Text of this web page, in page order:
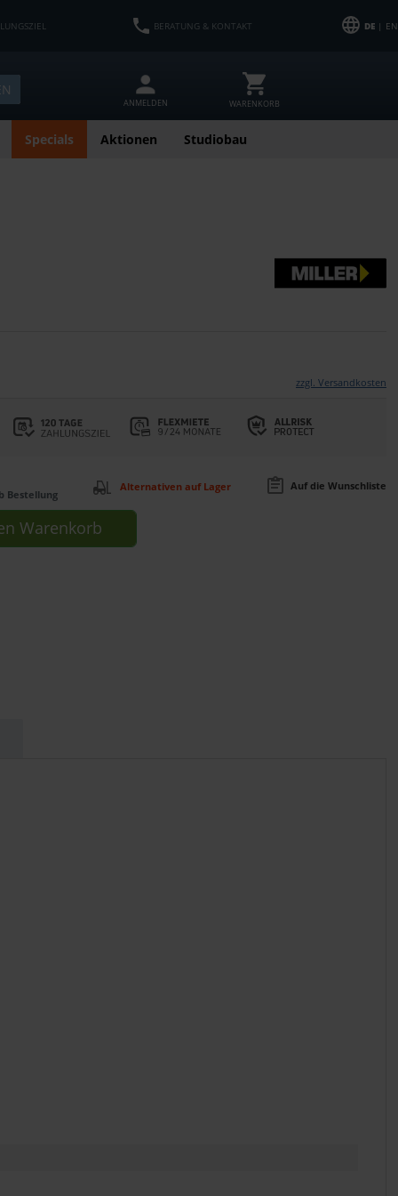
BERATUNG & KONTAKT DE| EN
ANMELDEN WARENKORB
Specials Aktionen Studiobau
zzgl. Versandkosten
Bestellung
Alternativen auf Lager Auf die Wunschliste
Warenkorb